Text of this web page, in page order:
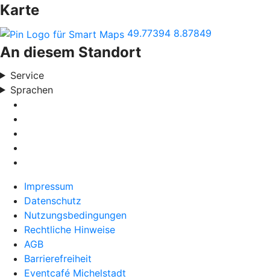
Karte
49.77394 8.87849
An diesem Standort
Service
Sprachen
Impressum
Datenschutz
Nutzungsbedingungen
Rechtliche Hinweise
AGB
Barrierefreiheit
Eventcafé Michelstadt